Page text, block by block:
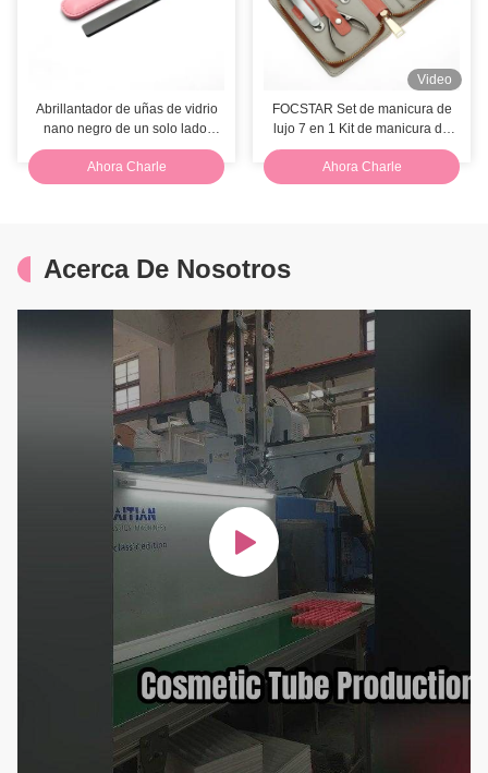
Abrillantador de uñas de vidrio
nano negro de un solo lado,
etiqueta privada, lima de cristal
con estuche de cuero
Ahora Charle
Video
FOCSTAR Set de manicura de
lujo 7 en 1 Kit de manicura de
uñas de acero inoxidable con
bolsa con cremallera
Ahora Charle
Acerca De Nosotros